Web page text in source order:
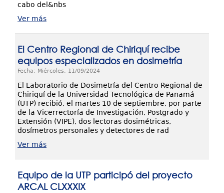
cabo del&nbs
Ver más
El Centro Regional de Chiriquí recibe
equipos especializados en dosimetría
Fecha: Miércoles, 11/09/2024
El Laboratorio de Dosimetría del Centro Regional de
Chiriquí de la Universidad Tecnológica de Panamá
(UTP) recibió, el martes 10 de septiembre, por parte
de la Vicerrectoría de Investigación, Postgrado y
Extensión (VIPE), dos lectoras dosimétricas,
dosímetros personales y detectores de rad
Ver más
Equipo de la UTP participó del proyecto
ARCAL CLXXXIX